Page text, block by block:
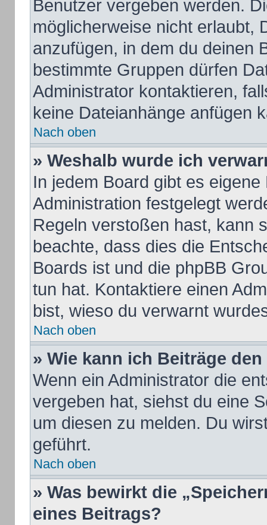
Benutzer vergeben werden.
möglicherweise nicht erlaubt,
anzufügen, in dem du deinen
bestimmte Gruppen dürfen
Administrator kontaktieren,
keine Dateianhänge anfügen
Nach oben
» Weshalb wurde ich
In jedem Board gibt es
Administration festgelegt
Regeln verstoßen hast, kann
beachte, dass dies die
Boards ist und die phpBB
tun hat. Kontaktiere einen
bist, wieso du verwarnt
Nach oben
» Wie kann ich Beiträge
Wenn ein Administrator die
vergeben hat, siehst du eine
um diesen zu melden. Du
geführt.
Nach oben
» Was bewirkt die
eines Beitrags?